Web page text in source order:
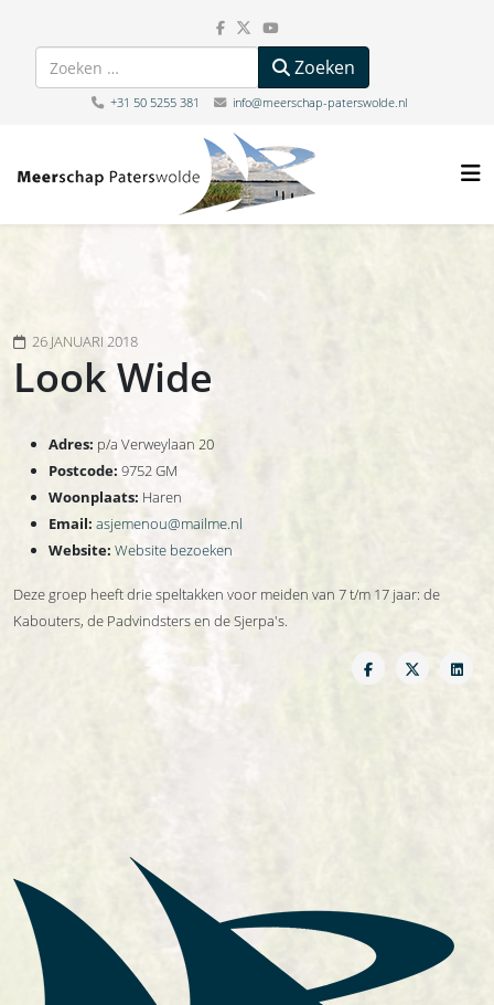
Zoeken Zoeken
+31 50 5255 381 info@meerschap-paterswolde.nl
26 JANUARI 2018
Look Wide
Adres: p/a Verweylaan 20
Postcode: 9752 GM
Woonplaats: Haren
Email: asjemenou@mailme.nl
Website: Website bezoeken
Deze groep heeft drie speltakken voor meiden van 7 t/m 17 jaar: de
Kabouters, de Padvindsters en de Sjerpa's.